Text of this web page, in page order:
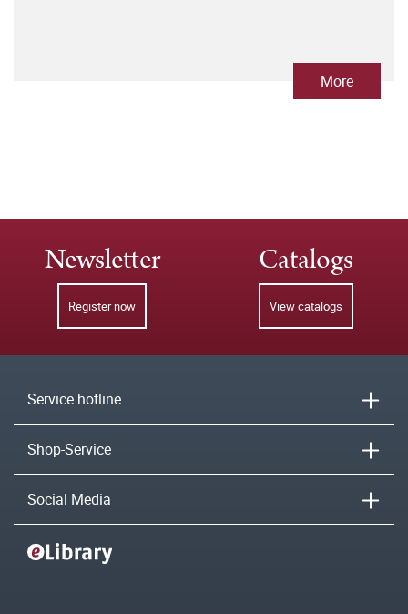
More
Newsletter
Register now
Catalogs
View catalogs
Service hotline
Shop-Service
Social Media